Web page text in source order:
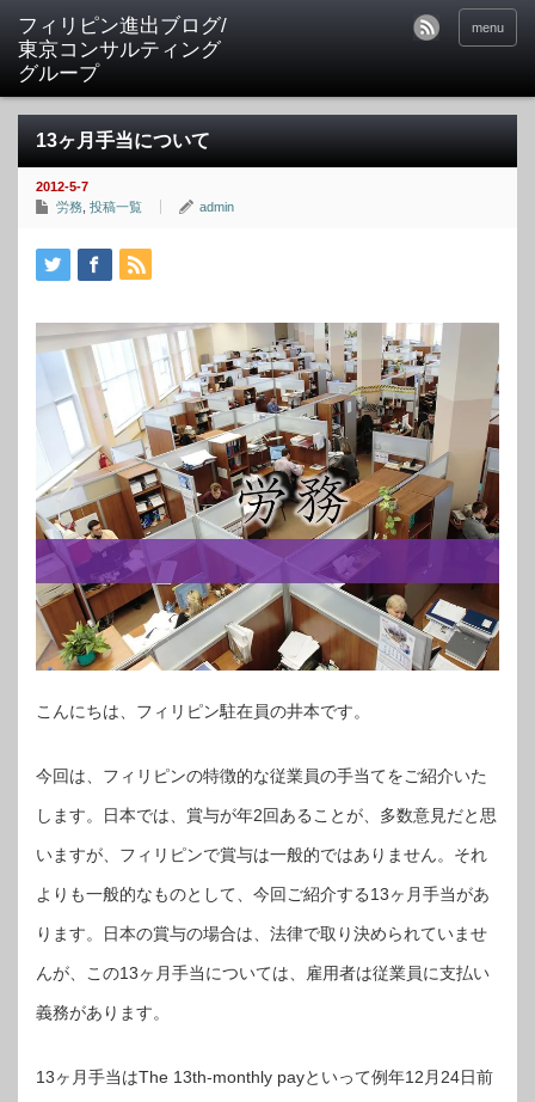
フィリピン進出ブログ/
東京コンサルティング
グループ
menu
13ヶ月手当について
2012-5-7
労務 投稿一覧 admin
こんにちは、フィリピン駐在員の井本です。
今回は、フィリピンの特徴的な従業員の手当てをご紹介いた
します。日本では、賞与が年2回あることが、多数意見だと思
いますが、フィリピンで賞与は一般的ではありません。それ
よりも一般的なものとして、今回ご紹介する13ヶ月手当があ
ります。日本の賞与の場合は、法律で取り決められていませ
んが、この13ヶ月手当については、雇用者は従業員に支払い
義務があります。
13ヶ月手当はThe 13th-monthly payといって例年12月24日前